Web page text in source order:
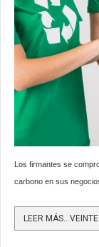
Los firmantes se
carbono en sus